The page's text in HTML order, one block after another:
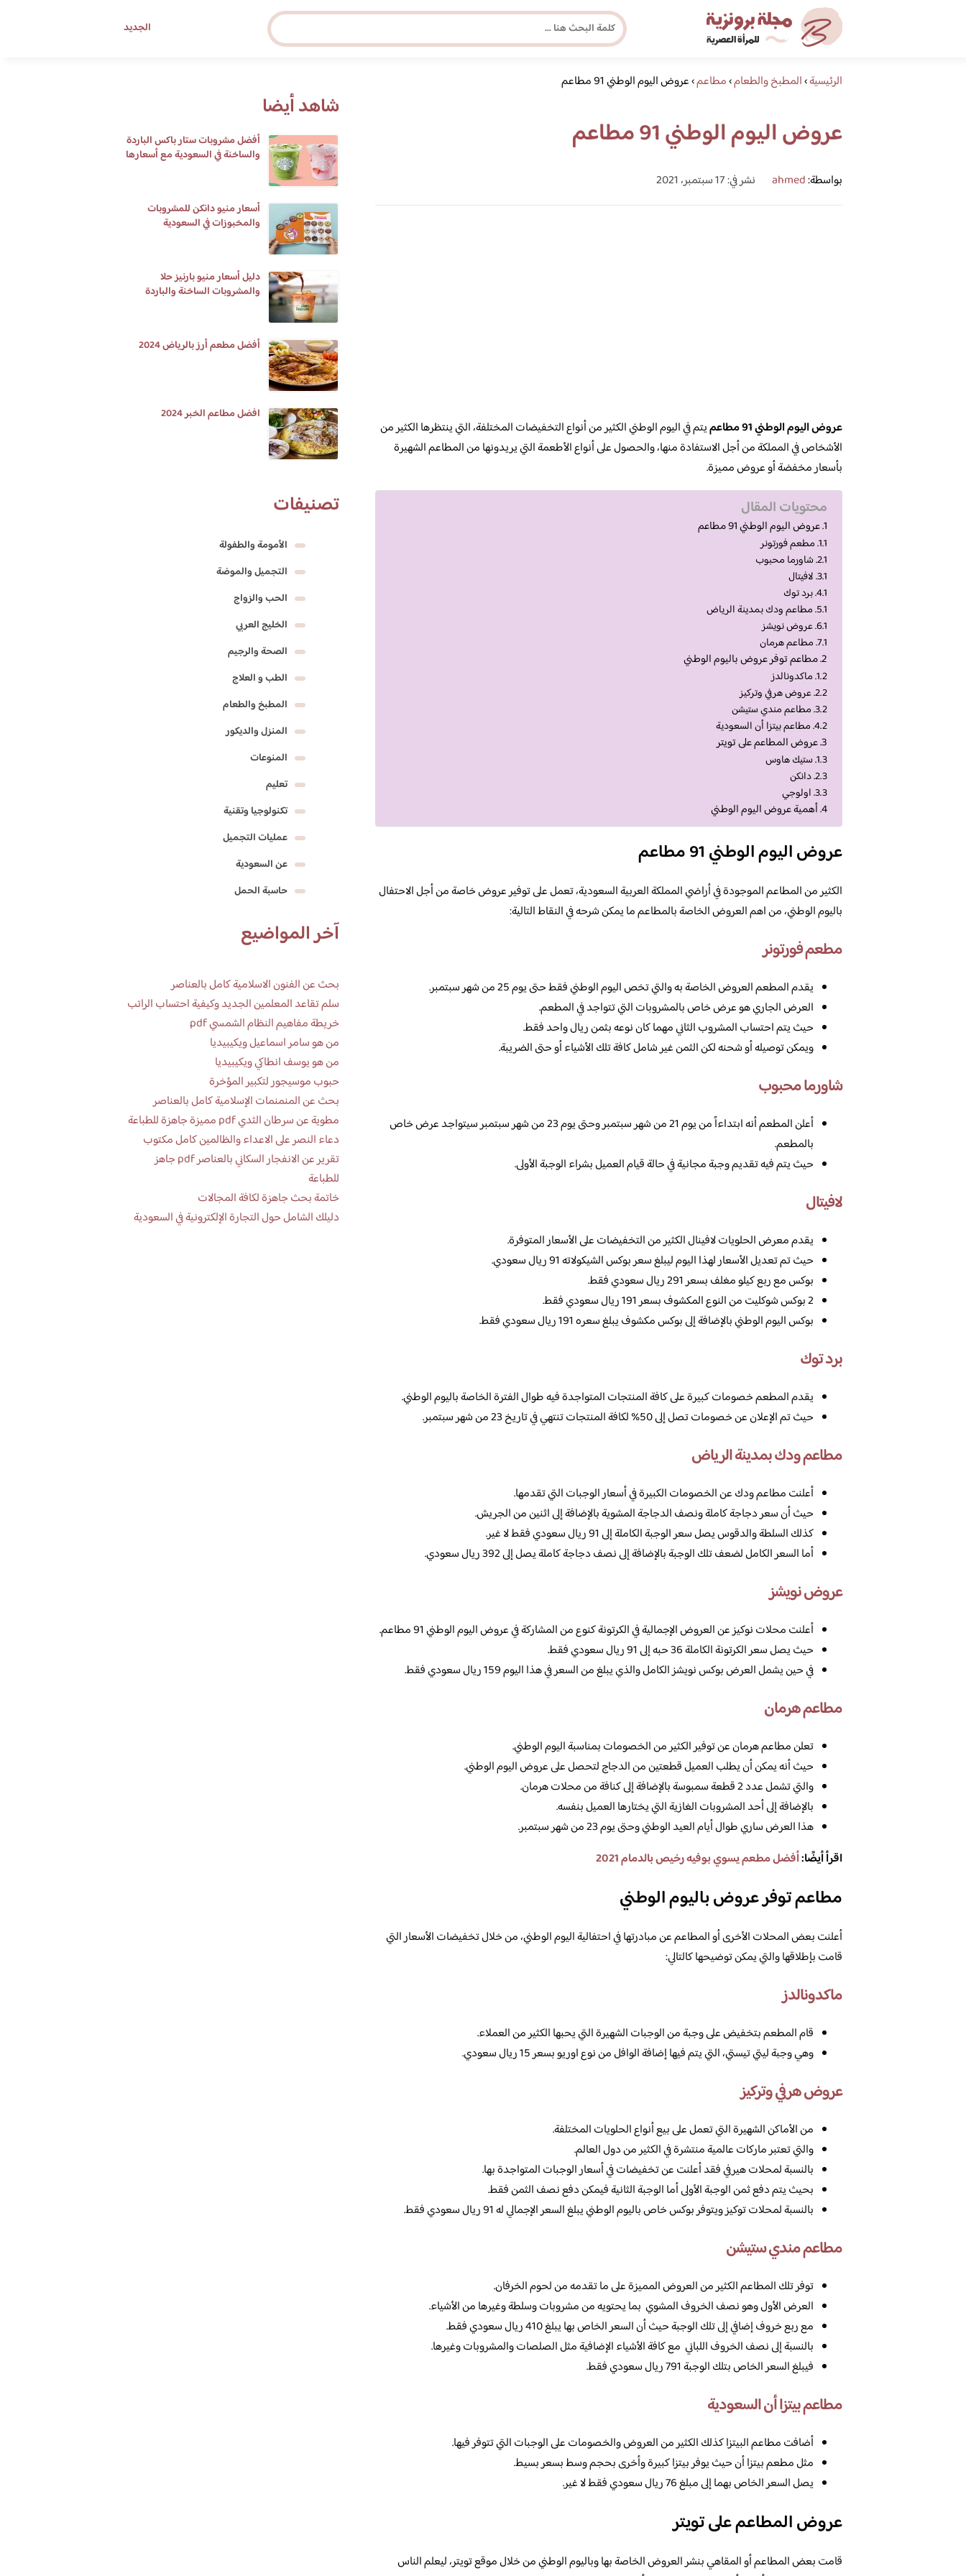
الجديد
مجلة برونزية للفتاة العصرية الرئيسية›المطبخ والطعام›مطاعم›عروض اليوم الوطني 91 مطاعم
عروض اليوم الوطني 91 مطاعم
بواسطة:ahmed نشر في: 17 سبتمبر، 2021
عروض اليوم الوطني 91 مطاعم
يتم في اليوم الوطني الكثير من أنواع التخفيضات المختلفة، التي ينتظرها الكثير من
الأشخاص في المملكة من أجل الاستفادة منها، والحصول على أنواع الأطعمة التي يريدونها من المطاعم الشهيرة
بأسعار مخفضة أو عروض مميزة.
محتويات المقال
عروض اليوم الوطني 91 مطاعم
مطعم فورتونر
شاورما محبوب
لافيتال
برد توك
مطاعم ودك بمدينة الرياض
عروض نويشز
مطاعم هرمان
مطاعم توفر عروض باليوم الوطني
ماكدونالدز
عروض هرفي وتركيز
مطاعم مندي ستيشن
مطاعم بيتزا أن السعودية
عروض المطاعم على تويتر
ستيك هاوس
دانكن
اولوجي
أهمية عروض اليوم الوطني
عروض اليوم الوطني 91 مطاعم
الكثير من المطاعم الموجودة في أراضي المملكة العربية السعودية، تعمل على توفير عروض خاصة من أجل الاحتفال
باليوم الوطني، من اهم العروض الخاصة بالمطاعم ما يمكن شرحه في النقاط التالية:
مطعم فورتونر
يقدم المطعم العروض الخاصة به والتي تخص اليوم الوطني فقط حتى يوم 25 من شهر سبتمبر.
العرض الجاري هو عرض خاص بالمشروبات التي تتواجد في المطعم.
حيث يتم احتساب المشروب الثاني مهما كان نوعه بثمن ريال واحد فقط.
ويمكن توصيله أو شحنه لكن الثمن غير شامل كافة تلك الأشياء أو حتى الضريبة.
شاورما محبوب
أعلن المطعم أنه ابتداءاً من يوم 21 من شهر سبتمبر وحتى يوم 23 من شهر سبتمبر سيتواجد عرض خاص
بالمطعم.
حيث يتم فيه تقديم وجبة مجانية في حالة قيام العميل بشراء الوجبة الأولى.
لافيتال
يقدم معرض الحلويات لافينال الكثير من التخفيضات على الأسعار المتوفرة.
حيث تم تعديل الأسعار لهذا اليوم ليبلغ سعر بوكس الشيكولاته 91 ريال سعودي.
بوكس مع ربع كيلو مغلف بسعر 291 ريال سعودي فقط.
2 بوكس شوكليت من النوع المكشوف بسعر 191 ريال سعودي فقط.
بوكس اليوم الوطني بالإضافة إلى بوكس مكشوف يبلغ سعره 191 ريال سعودي فقط.
برد توك
يقدم المطعم خصومات كبيرة على كافة المنتجات المتواجدة فيه طوال الفترة الخاصة باليوم الوطني.
حيث تم الإعلان عن خصومات تصل إلى 50% لكافة المنتجات تنتهي في تاريخ 23 من شهر سبتمبر.
مطاعم ودك بمدينة الرياض
أعلنت مطاعم ودك عن الخصومات الكبيرة في أسعار الوجبات التي تقدمها.
حيث أن سعر دجاجة كاملة ونصف الدجاجة المشوية بالإضافة إلى اثنين من الجريش.
كذلك السلطة والدقوس يصل سعر الوجبة الكاملة إلى 91 ريال سعودي فقط لا غير.
أما السعر الكامل لضعف تلك الوجبة بالإضافة إلى نصف دجاجة كاملة يصل إلى 392 ريال سعودي.
عروض نويشز
أعلنت محلات نوكيز عن العروض الإجمالية في الكرتونة كنوع من المشاركة في عروض اليوم الوطني 91 مطاعم.
حيث يصل سعر الكرتونة الكاملة 36 حبه إلى 91 ريال سعودي فقط.
في حين يشمل العرض بوكس نويشز الكامل والذي يبلغ من السعر في هذا اليوم 159 ريال سعودي فقط.
مطاعم هرمان
تعلن مطاعم هرمان عن توفير الكثير من الخصومات بمناسبة اليوم الوطني.
حيث أنه يمكن أن يطلب العميل قطعتين من الدجاج لتحصل على عروض اليوم الوطني.
والتي تشمل عدد 2 قطعة سمبوسة بالإضافة إلى كنافة من محلات هرمان.
بالإضافة إلى أحد المشروبات الغازية التي يختارها العميل بنفسه.
هذا العرض ساري طوال أيام العيد الوطني وحتى يوم 23 من شهر سبتمبر.
اقرأ أيضًا:أفضل مطعم يسوي بوفيه رخيص بالدمام 2021
مطاعم توفر عروض باليوم الوطني
أعلنت بعض المحلات الأخرى أو المطاعم عن مبادرتها في احتفالية اليوم الوطني، من خلال تخفيضات الأسعار التي
قامت بإطلاقها والتي يمكن توضيحها كالتالي:
ماكدونالدز
قام المطعم بتخفيض على وجبة من الوجبات الشهيرة التي يحبها الكثير من العملاء.
وهي وجبة ليتي تيستي، التي يتم فيها إضافة الوافل من نوع اوريو بسعر 15 ريال سعودي.
عروض هرفي وتركيز
من الأماكن الشهيرة التي تعمل على بيع أنواع الحلويات المختلفة.
والتي تعتبر ماركات عالمية منتشرة في الكثير من دول العالم.
بالنسبة لمحلات هيرفي فقد أعلنت عن تخفيضات في أسعار الوجبات المتواجدة بها.
بحيث يتم دفع ثمن الوجبة الأولى أما الوجبة الثانية فيمكن دفع نصف الثمن فقط.
بالنسبة لمحلات توكيز ويتوفر بوكس خاص باليوم الوطني يبلغ السعر الإجمالي له 91 ريال سعودي فقط.
مطاعم مندي ستيشن
توفر تلك المطاعم الكثير من العروض المميزة على ما تقدمه من لحوم الخرفان.
العرض الأول وهو نصف الخروف المشوي بما يحتويه من مشروبات وسلطة وغيرها من الأشياء.
مع ربع خروف إضافي إلى تلك الوجبة حيث أن السعر الخاص بها يبلغ 410 ريال سعودي فقط.
بالنسبة إلى نصف الخروف اللباني مع كافة الأشياء الإضافية مثل الصلصات والمشروبات وغيرها.
فيبلغ السعر الخاص بتلك الوجبة 791 ريال سعودي فقط.
مطاعم بيتزا أن السعودية
أضافت مطاعم البيتزا كذلك الكثير من العروض والخصومات على الوجبات التي تتوفر فيها.
مثل مطعم بيتزا أن حيث يوفر بيتزا كبيرة وأخرى بحجم وسط بسعر بسيط.
يصل السعر الخاص بهما إلى مبلغ 76 ريال سعودي فقط لا غير.
عروض المطاعم على تويتر
قامت بعض المطاعم أو المقاهي بنشر العروض الخاصة بها وباليوم الوطني من خلال موقع تويتر، ليعلم الناس
شاهد أيضا
أفضل مشروبات ستار باکس الباردة
والساخنة في السعودية مع أسعارها
أسعار منيو دانكن للمشروبات
والمخبوزات في السعودية
دليل أسعار منيو بارنيز حلا
والمشروبات الساخنة والباردة
أفضل مطعم أرز بالرياض 2024
افضل مطاعم الخبر 2024
تصنيفات
الأمومة والطفولة
التجميل والموضة
الحب والزواج
الخليج العربي
الصحة والرجيم
الطب و العلاج
المطبخ والطعام
المنزل والديكور
المنوعات
تعليم
تكنولوجيا وتقنية
عمليات التجميل
عن السعودية
حاسبة الحمل
آخر المواضيع
بحث عن الفنون الاسلامية كامل بالعناصر
سلم تقاعد المعلمين الجديد وكيفية احتساب الراتب
خريطة مفاهيم النظام الشمسي pdf
من هو سامر اسماعيل ويكيبيديا
من هو يوسف انطاكي ويكيبيديا
حبوب موسيجور لتكبير المؤخرة
بحث عن المنمنمات الإسلامية كامل بالعناصر
مطوية عن سرطان الثدي pdf مميزة جاهزة للطباعة
دعاء النصر على الاعداء والظالمين كامل مكتوب
تقرير عن الانفجار السكاني بالعناصر pdf جاهز
للطباعة
خاتمة بحث جاهزة لكافة المجالات
دليلك الشامل حول التجارة الإلكترونية في السعودية